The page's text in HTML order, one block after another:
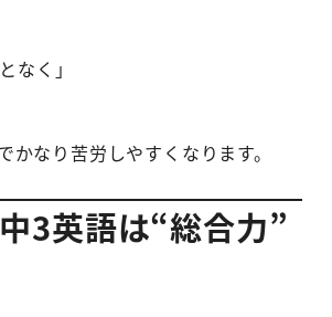
なく」
かなり苦労しやすくなります。
3英語は“総合力”